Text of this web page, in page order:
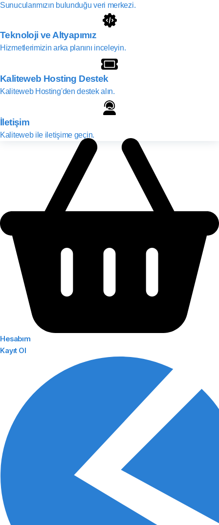
Sunucularımızın bulunduğu veri merkezi.
Teknoloji ve Altyapımız
Hizmetlerimizin arka planını inceleyin.
Kaliteweb Hosting Destek
Kaliteweb Hosting'den destek alın.
İletişim
Kaliteweb ile iletişime geçin.
Hesabım
Kayıt Ol